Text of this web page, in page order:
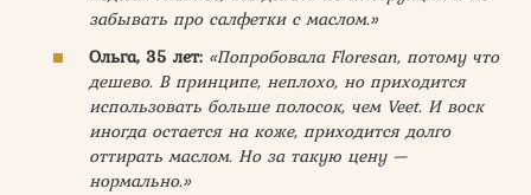
забывать про салфетки с маслом.»
Ольга, 35 лет: «Попробовала Floresan, потому что
дешево. В принципе, неплохо, но приходится
использовать больше полосок, чем Veet. И воск
иногда остается на коже, приходится долго
оттирать маслом. Но за такую цену —
нормально.»